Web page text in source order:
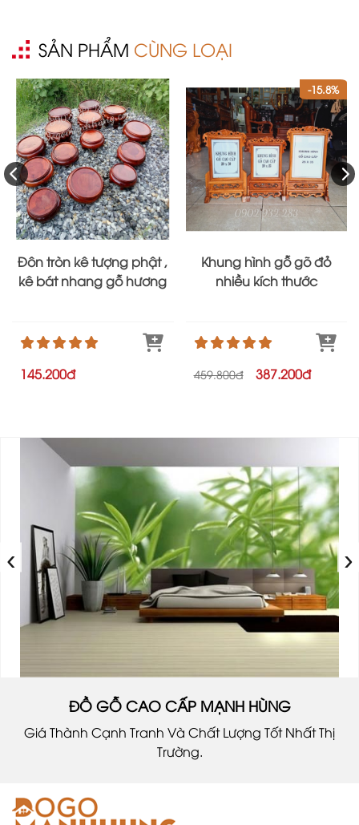
SẢN PHẨM CÙNG LOẠI
Đôn tròn kê tượng phật ,
kê bát nhang gỗ hương
145.200đ
-15.8%
Khung hình gỗ gõ đỏ
nhiều kích thước
459.800đ 387.200đ
‹ ›
ĐỒ GỖ CAO CẤP MẠNH HÙNG
Giá Thành Cạnh Tranh Và Chất Lượng Tốt Nhất Thị
Trường.